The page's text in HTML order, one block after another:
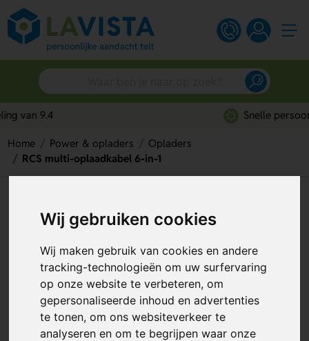
Wij gebruiken cookies
Wij maken gebruik van cookies en andere
tracking-technologieën om uw surfervaring
op onze website te verbeteren, om
gepersonaliseerde inhoud en advertenties
te tonen, om ons websiteverkeer te
analyseren en om te begrijpen waar onze
Snelle persoonlijke service
Home Power & opladers
Opladers
RCS multi-oplaadkabel 6-in-1
Artikelnummer:319701